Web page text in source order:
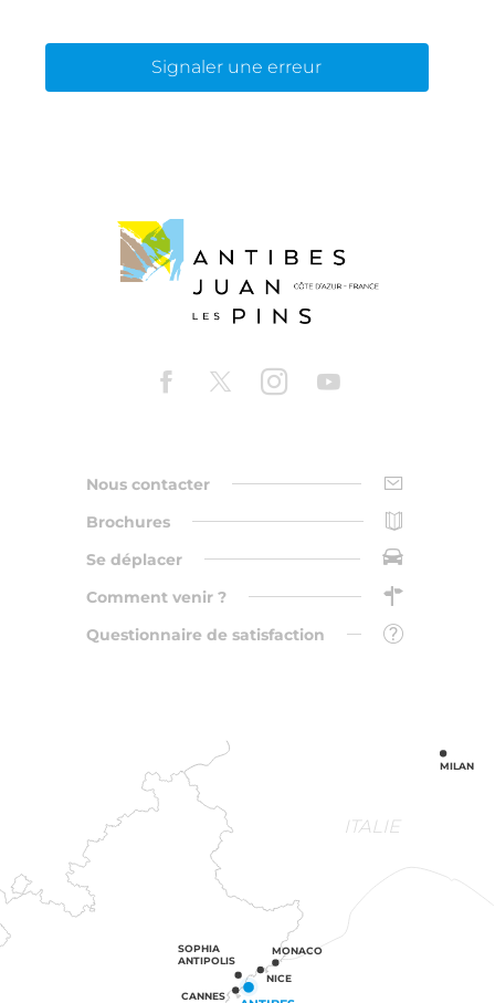
Signaler une erreur
Nous contacter
Brochures
Se déplacer
Comment venir ?
Questionnaire de satisfaction
ITALIE
CANNES
SOPHIA
ANTIPOLIS
NICE
MONACO
MILAN